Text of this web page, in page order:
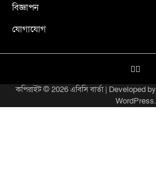
বিজ্ঞাপন
যোগাযোগ
X
কপিরাইট © 2026এবিসি বার্তা| Developed by
WordPress.